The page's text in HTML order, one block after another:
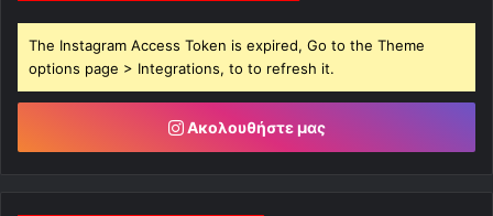
The Instagram Access Token is expired, Go to the Theme
options page > Integrations, to to refresh it.
Ακολουθήστε μας